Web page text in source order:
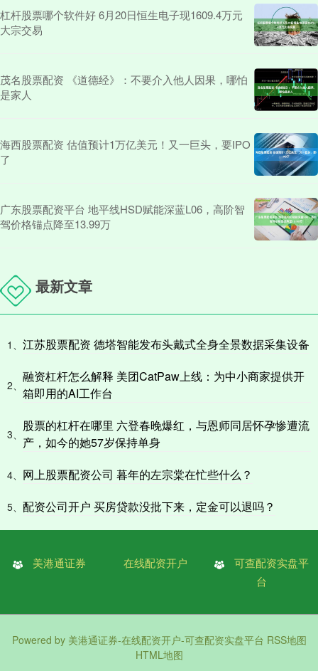
杠杆股票哪个软件好 6月20日恒生电子现1609.4万元
大宗交易
茂名股票配资 《道德经》：不要介入他人因果，哪怕
是家人
海西股票配资 估值预计1万亿美元！又一巨头，要IPO
了
广东股票配资平台 地平线HSD赋能深蓝L06，高阶智
驾价格锚点降至13.99万
最新文章
1、 江苏股票配资 德塔智能发布头戴式全身全景数据采集设备
2、
融资杠杆怎么解释 美团CatPaw上线：为中小商家提供开
箱即用的AI工作台
3、
股票的杠杆在哪里 六登春晚爆红，与恩师同居怀孕惨遭流
产，如今的她57岁保持单身
4、 网上股票配资公司 暮年的左宗棠在忙些什么？
5、 配资公司开户 买房贷款没批下来，定金可以退吗？
美港通证券 在线配资开户
可查配资实盘平
台
Powered by 美港通证券-在线配资开户-可查配资实盘平台 RSS地图
HTML地图